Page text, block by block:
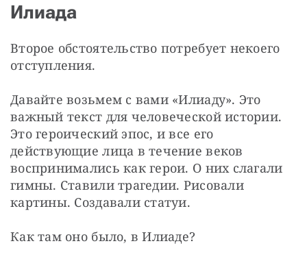
Илиада
Второе обстоятельство потребует некоего
отступления.
Давайте возьмем с вами «Илиаду». Это
важный текст для человеческой истории.
Это героический эпос, и все его
действующие лица в течение веков
воспринимались как герои. О них слагали
гимны. Ставили трагедии. Рисовали
картины. Создавали статуи.
Как там оно было, в Илиаде?